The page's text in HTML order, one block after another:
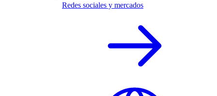
Redes sociales y mercados